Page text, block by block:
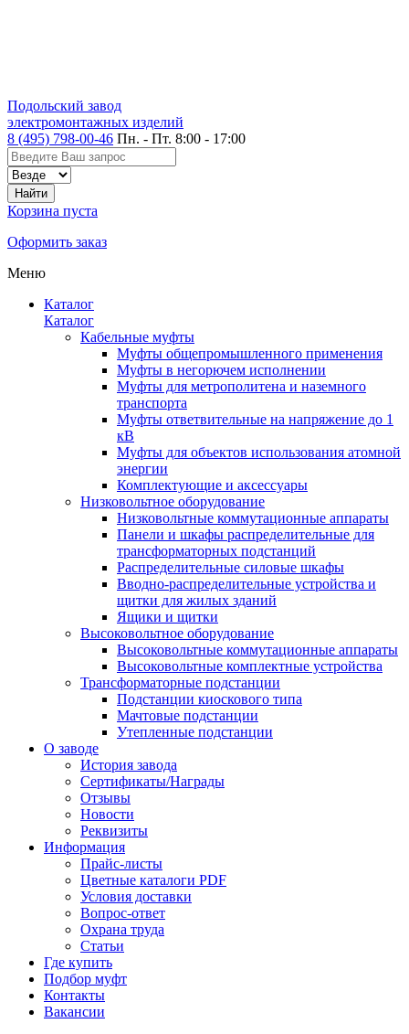
Подольский завод
электромонтажных изделий
8 (495) 798-00-46 Пн. - Пт. 8:00 - 17:00
Корзина пуста
Оформить заказ
Меню
Каталог
Каталог
Кабельные муфты
Муфты общепромышленного применения
Муфты в негорючем исполнении
Муфты для метрополитена и наземного
транспорта
Муфты ответвительные на напряжение до 1
кВ
Муфты для объектов использования атомной
энергии
Комплектующие и аксессуары
Низковольтное оборудование
Низковольтные коммутационные аппараты
Панели и шкафы распределительные для
трансформаторных подстанций
Распределительные силовые шкафы
Вводно-распределительные устройства и
щитки для жилых зданий
Ящики и щитки
Высоковольтное оборудование
Высоковольтные коммутационные аппараты
Высоковольтные комплектные устройства
Трансформаторные подстанции
Подстанции киоскового типа
Мачтовые подстанции
Утепленные подстанции
О заводе
История завода
Сертификаты/Награды
Отзывы
Новости
Реквизиты
Информация
Прайс-листы
Цветные каталоги PDF
Условия доставки
Вопрос-ответ
Охрана труда
Статьи
Где купить
Подбор муфт
Контакты
Вакансии